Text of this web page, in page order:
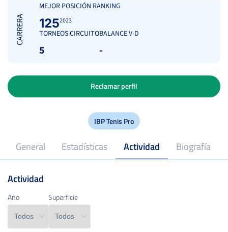
CARRERA
MEJOR POSICIÓN RANKING
1252023
TORNEOS CIRCUITO
5
BALANCE V-D
-
IBP Tenis Pro
General Estadísticas Actividad Biografía
Reclamar perfil
Profesional desde
Año Superficie
Actividad
Año Superficie